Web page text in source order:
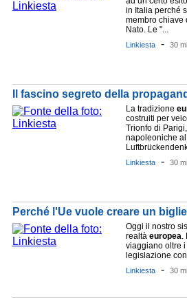
in Italia perché
membro chiave
Nato. Le "...
Linkiesta - 30
Il fascino segreto della
La tradizione
costruiti per
Trionfo di
napoleoniche
Linkiesta - 30
Perché l'Ue vuole creare un
Oggi il nostro
realtà europea.
viaggiano oltre
legislazione
Linkiesta - 30